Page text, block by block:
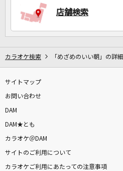
店舗検索
カラオケ検索 「めざめのいい朝」の詳細
サイトマップ
お問い合わせ
DAM
DAM★とも
カラオケ＠DAM
サイトのご利用について
カラオケご利用にあたっての注意事項